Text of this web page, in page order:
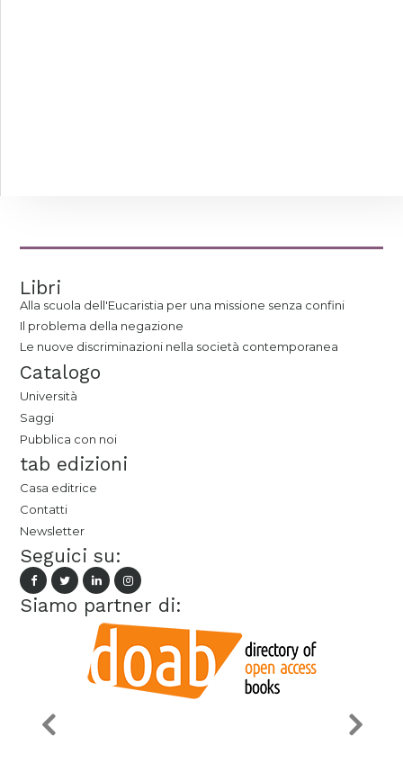
Libri
Alla scuola dell'Eucaristia per una missione senza confini
Il problema della negazione
Le nuove discriminazioni nella società contemporanea
Catalogo
Università
Saggi
Pubblica con noi
tab edizioni
Casa editrice
Contatti
Newsletter
Seguici su:
Siamo partner di: